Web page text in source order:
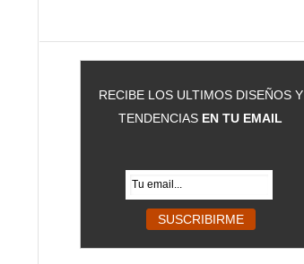
RECIBE LOS ULTIMOS DISEÑOS Y
TENDENCIAS EN TU EMAIL